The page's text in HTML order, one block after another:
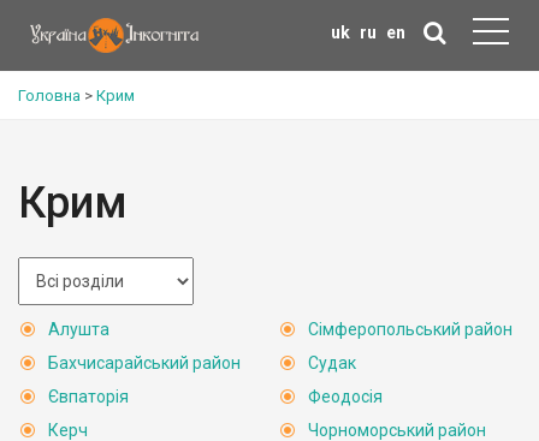
uk ru en
Головна > Крим
Крим
Алушта
Бахчисарайський район
Євпаторія
Керч
Сімферопольський район
Судак
Феодосія
Чорноморський район